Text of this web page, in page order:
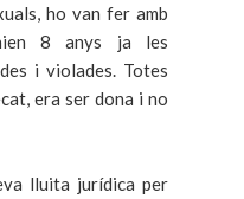
ho van fer amb
8 anys ja les
i violades. Totes
era ser dona i no
lluita jurídica per